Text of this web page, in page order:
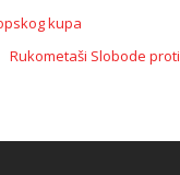
kupa
Rukometaši Slobode